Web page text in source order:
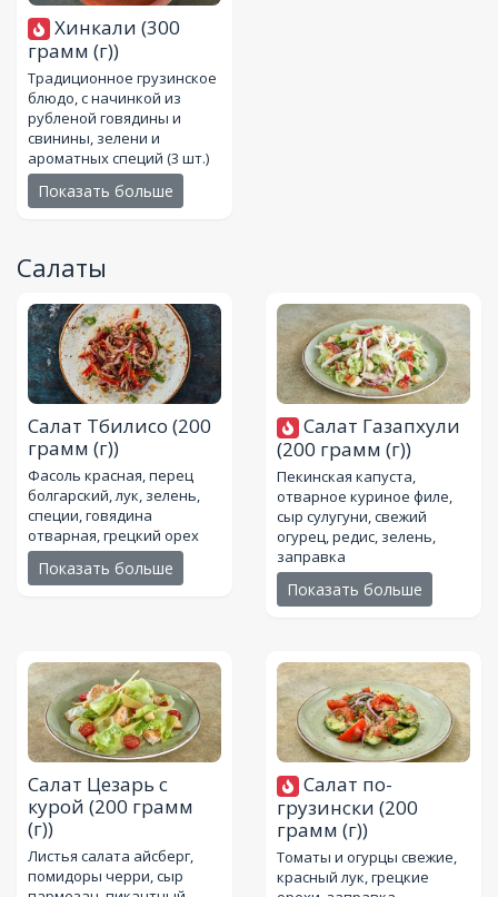
Хинкали(300
грамм (г))
Традиционное грузинское
блюдо, с начинкой из
рубленой говядины и
свинины, зелени и
ароматных специй (3 шт.)
Показать больше
Салаты
Салат Тбилисо (200
грамм (г))
Фасоль красная, перец
болгарский, лук, зелень,
специи, говядина
отварная, грецкий орех
Показать больше
Салат Газапхули
(200 грамм (г))
Пекинская капуста,
отварное куриное филе,
сыр сулугуни, свежий
огурец, редис, зелень,
заправка
Показать больше
Салат Цезарь с
курой (200 грамм
(г))
Листья салата айсберг,
помидоры черри, сыр
Салат по-
грузински (200
грамм (г))
Томаты и огурцы свежие,
красный лук, грецкие